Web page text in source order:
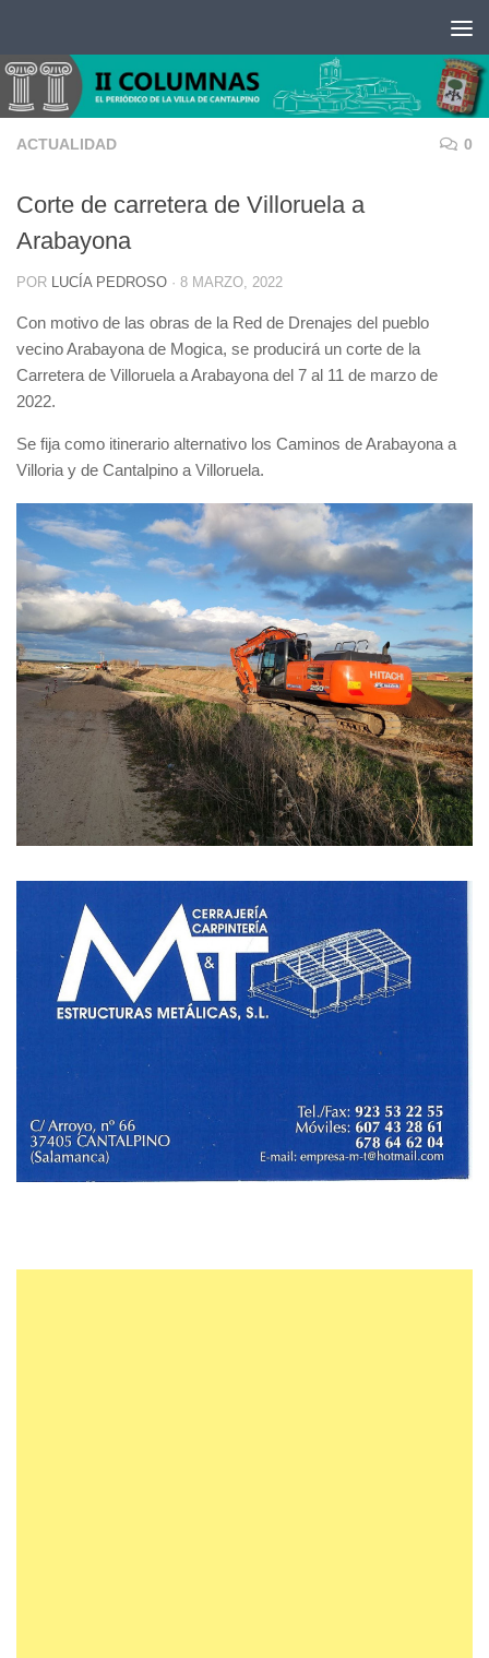
ACTUALIDAD 0
Corte de carretera de Villoruela a
Arabayona
POR LUCÍA PEDROSO · 8 MARZO, 2022
Con motivo de las obras de la Red de Drenajes del pueblo
vecino Arabayona de Mogica, se producirá un corte de la
Carretera de Villoruela a Arabayona del 7 al 11 de marzo de
2022.
Se fija como itinerario alternativo los Caminos de Arabayona a
Villoria y de Cantalpino a Villoruela.